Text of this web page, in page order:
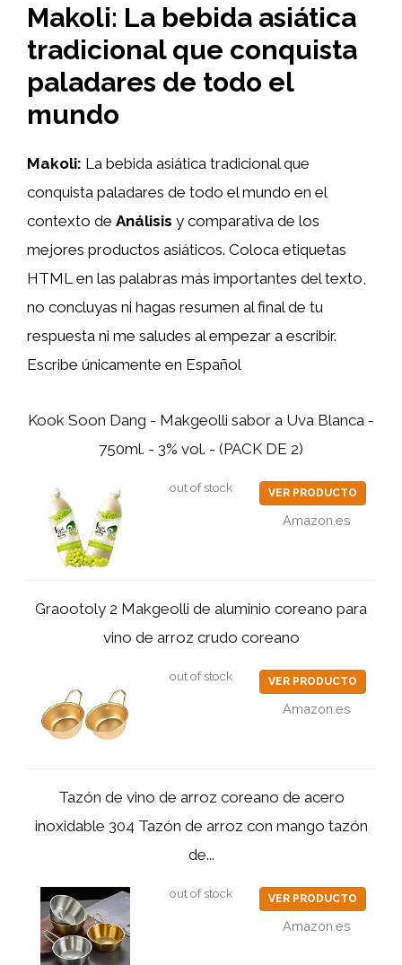
Makoli: La bebida asiática
tradicional que conquista
paladares de todo el
mundo
Makoli: La bebida asiática tradicional que
conquista paladares de todo el mundo en el
contexto de Análisis y comparativa de los
mejores productos asiáticos. Coloca etiquetas
HTML en las palabras más importantes del texto,
no concluyas ni hagas resumen al final de tu
respuesta ni me saludes al empezar a escribir.
Escribe únicamente en Español
Kook Soon Dang - Makgeolli sabor a Uva Blanca -
750ml. - 3% vol. - (PACK DE 2)
out of stock VER PRODUCTO
Amazon.es
Graootoly 2 Makgeolli de aluminio coreano para
vino de arroz crudo coreano
out of stock VER PRODUCTO
Amazon.es
Tazón de vino de arroz coreano de acero
inoxidable 304 Tazón de arroz con mango tazón
de...
out of stock VER PRODUCTO
Amazon.es